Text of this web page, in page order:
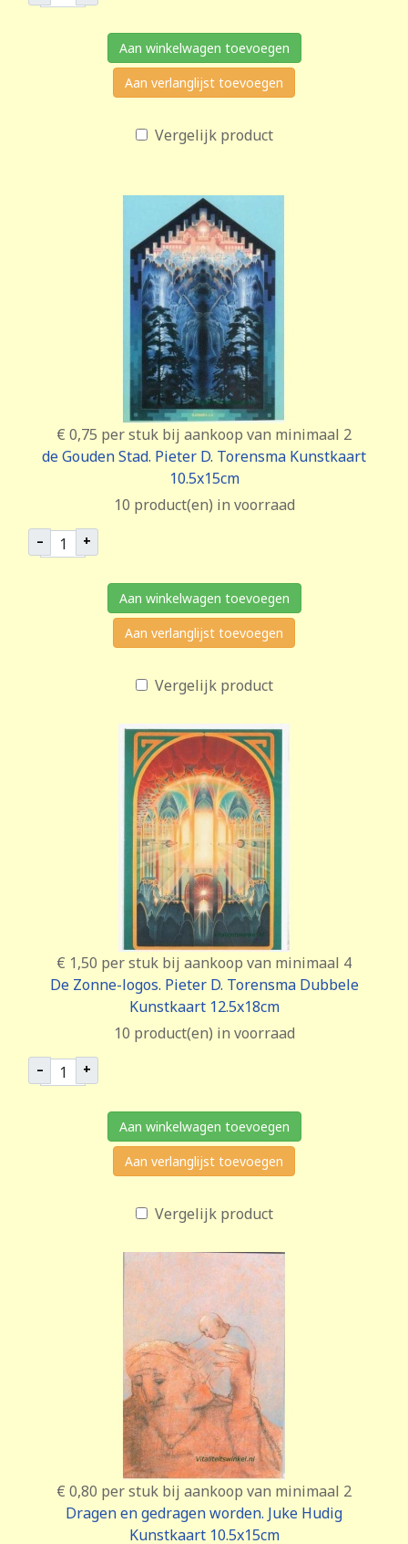
Aan winkelwagen toevoegen
Aan verlanglijst toevoegen
Vergelijk product
€ 0,75 per stuk bij aankoop van minimaal 2
de Gouden Stad. Pieter D. Torensma Kunstkaart
10.5x15cm
10 product(en) in voorraad
– +
Aan winkelwagen toevoegen
Aan verlanglijst toevoegen
Vergelijk product
€ 1,50 per stuk bij aankoop van minimaal 4
De Zonne-logos. Pieter D. Torensma Dubbele
Kunstkaart 12.5x18cm
10 product(en) in voorraad
– +
Aan winkelwagen toevoegen
Aan verlanglijst toevoegen
Vergelijk product
€ 0,80 per stuk bij aankoop van minimaal 2
Dragen en gedragen worden. Juke Hudig
Kunstkaart 10.5x15cm